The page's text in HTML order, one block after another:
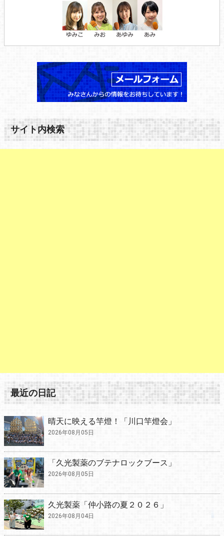
サイト内検索
最近の日記
晴天に映える竿燈！「川口竿燈会」
2026年08月05日
「久光製薬のブテナロックブース」
2026年08月05日
久光製薬「仲小路の夏２０２６」
2026年08月04日